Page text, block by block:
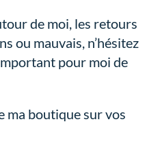
de moi, les retours
ou mauvais, n’hésitez
pour moi de
ma boutique sur vos